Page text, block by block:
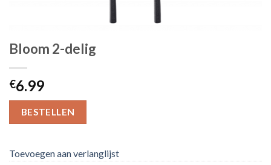
Bloom 2-delig
€6.99
BESTELLEN
Toevoegen aan verlanglijst